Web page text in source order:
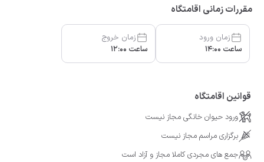
مقررات زمانی اقامتگاه
زمان ورود
ساعت 14:00
زمان خروج
ساعت 12:00
قوانین اقامتگاه
ورود حیوان خانگی مجاز نیست
برگزاری مراسم مجاز نیست
جمع های مجردی کاملا مجاز و آزاد است